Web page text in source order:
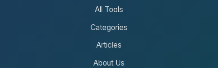
All Tools
Categories
Articles
About Us